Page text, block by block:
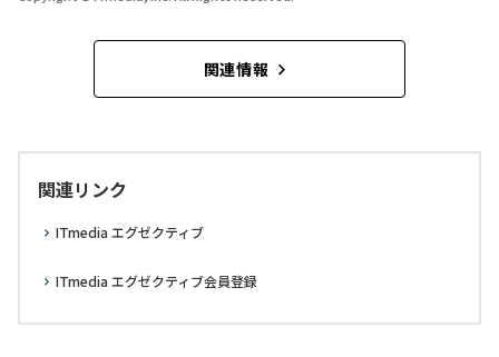
関連情報
関連リンク
ITmedia エグゼクティブ
ITmedia エグゼクティブ会員登録